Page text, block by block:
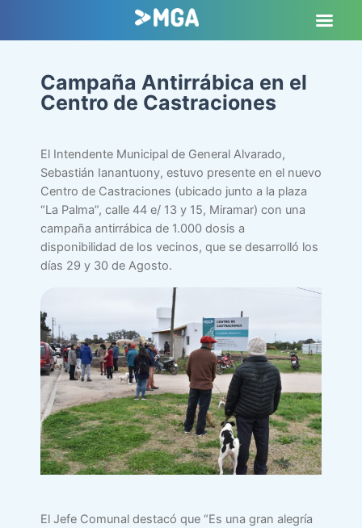
Campaña Antirrábica en el
Centro de Castraciones
El Intendente Municipal de General Alvarado,
Sebastián Ianantuony, estuvo presente en el nuevo
Centro de Castraciones (ubicado junto a la plaza
“La Palma”, calle 44 e/ 13 y 15, Miramar) con una
campaña antirrábica de 1.000 dosis a
disponibilidad de los vecinos, que se desarrolló los
días 29 y 30 de Agosto.
El Jefe Comunal destacó que “Es una gran alegría